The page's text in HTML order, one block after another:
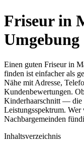
Friseur in
Umgebung
Einen guten Friseur in
finden ist einfacher als
Nähe mit Adresse,
Kundenbewertungen.
Kinderhaarschnitt — die
Leistungsspektrum.
Nachbargemeinden
Inhaltsverzeichnis